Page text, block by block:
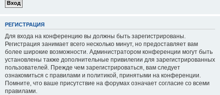
РЕГИСТРАЦИЯ
Для входа на конференцию вы должны быть зарегистрированы.
Регистрация занимает всего несколько минут, но предоставляет вам
более широкие возможности. Администратором конференции могут быть
установлены также дополнительные привилегии для зарегистрированных
пользователей. Прежде чем зарегистрироваться, вам следует
ознакомиться с правилами и политикой, принятыми на конференции.
Помните, что ваше присутствие на форумах означает согласие со всеми
правилами.